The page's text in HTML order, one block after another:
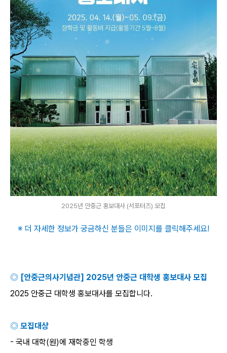
2025년 안중근 홍보대사 (서포터즈) 모집
※ 더 자세한 정보가 궁금하신 분들은 이미지를 클릭해주세요!
◎ [안중근의사기념관] 2025년 안중근 대학생 홍보대사 모집
2025 안중근 대학생 홍보대사를 모집합니다.
◎ 모집대상
- 국내 대학(원)에 재학중인 학생